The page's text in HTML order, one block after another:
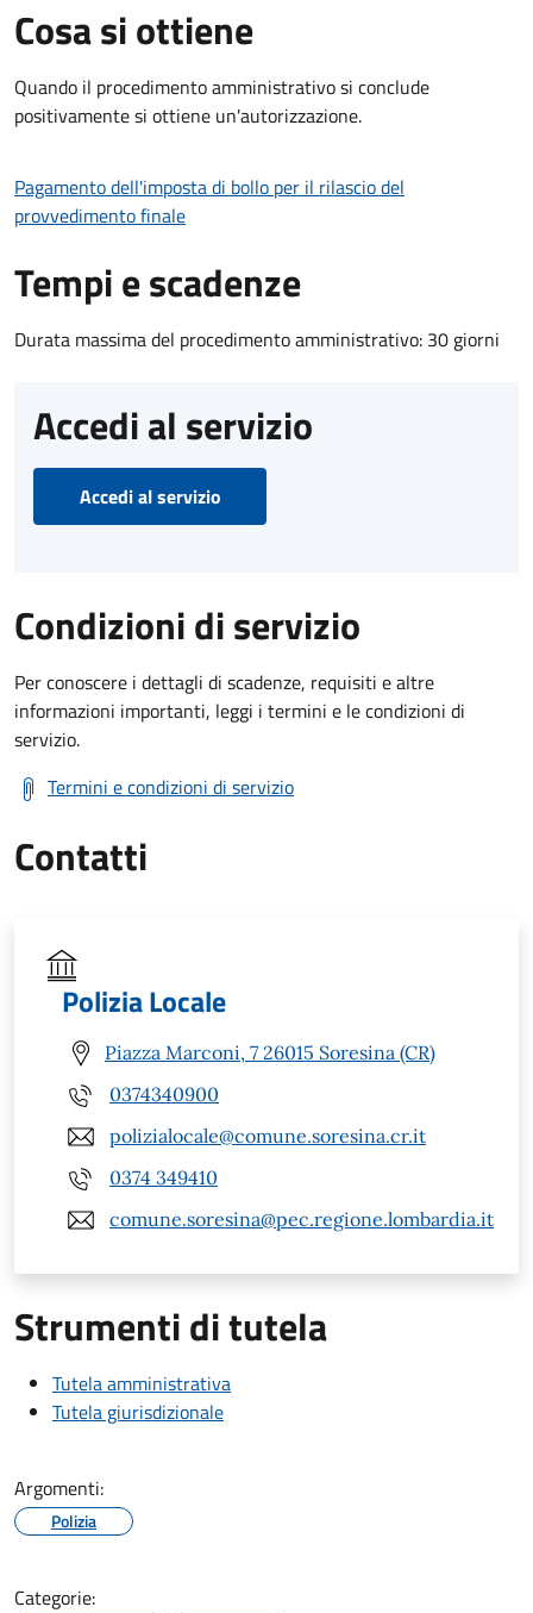
Cosa si ottiene
Quando il procedimento amministrativo si conclude
positivamente si ottiene un'autorizzazione.
Pagamento dell'imposta di bollo per il rilascio del
provvedimento finale
Tempi e scadenze
Durata massima del procedimento amministrativo: 30 giorni
Accedi al servizio
Accedi al servizio
Condizioni di servizio
Per conoscere i dettagli di scadenze, requisiti e altre
informazioni importanti, leggi i termini e le condizioni di
servizio.
Termini e condizioni di servizio
Contatti
Polizia Locale
Piazza Marconi, 7 26015 Soresina (CR)
0374340900
polizialocale@comune.soresina.cr.it
0374 349410
comune.soresina@pec.regione.lombardia.it
Strumenti di tutela
Tutela amministrativa
Tutela giurisdizionale
Argomenti:
Polizia
Categorie: